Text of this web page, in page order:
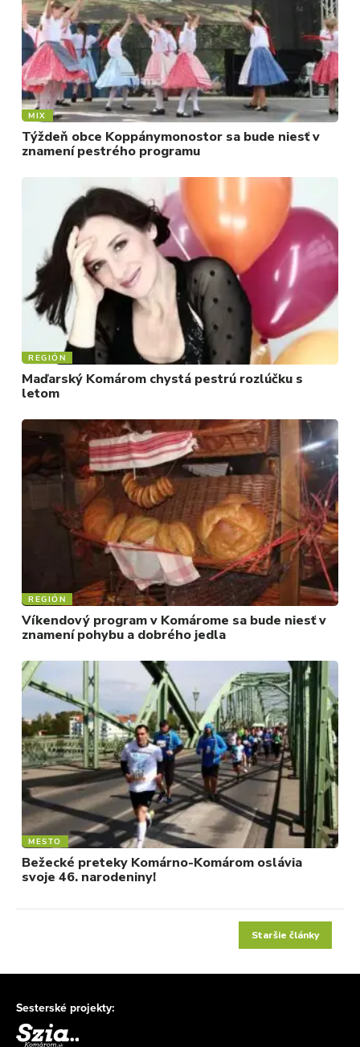
MIX
Týždeň obce Koppánymonostor sa bude niesť v
znamení pestrého programu
REGIÓN
Maďarský Komárom chystá pestrú rozlúčku s
letom
REGIÓN
Víkendový program v Komárome sa bude niesť v
znamení pohybu a dobrého jedla
MESTO
Bežecké preteky Komárno-Komárom oslávia
svoje 46. narodeniny!
Staršie články
Sesterské projekty: